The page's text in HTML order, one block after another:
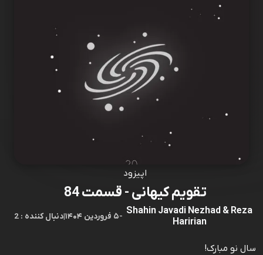
اپیزود
تقویم کیهانی - قسمت 84
Shahin Javadi Nezhad & Reza
Haririan
-۵ فروردین ۱۴۰۴ |2 : دنبال کننده
سال نو مبارک!